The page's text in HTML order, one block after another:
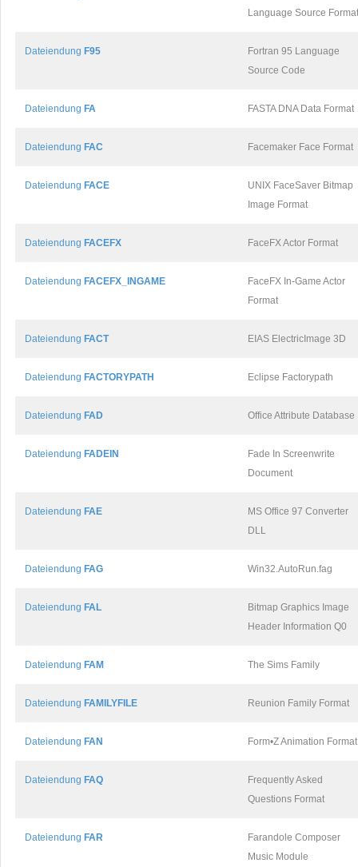
Language Source Format
Dateiendung F95
Fortran 95 Language
Source Code
Dateiendung FA FASTA DNA Data Format
Dateiendung FAC Facemaker Face Format
Dateiendung FACE
UNIX FaceSaver Bitmap
Image Format
Dateiendung FACEFX FaceFX Actor Format
Dateiendung FACEFX_INGAME
FaceFX In-Game Actor
Format
Dateiendung FACT EIAS ElectricImage 3D
Dateiendung FACTORYPATH Eclipse Factorypath
Dateiendung FAD Office Attribute Database
Dateiendung FADEIN
Fade In Screenwrite
Document
Dateiendung FAE
MS Office 97 Converter
DLL
Dateiendung FAG Win32.AutoRun.fag
Dateiendung FAL
Bitmap Graphics Image
Header Information Q0
Dateiendung FAM The Sims Family
Dateiendung FAMILYFILE Reunion Family Format
Dateiendung FAN Form•Z Animation Format
Dateiendung FAQ
Frequently Asked
Questions Format
Dateiendung FAR
Farandole Composer
Music Module